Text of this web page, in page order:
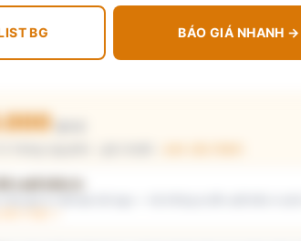
BG BÁO GIÁ NHANH →